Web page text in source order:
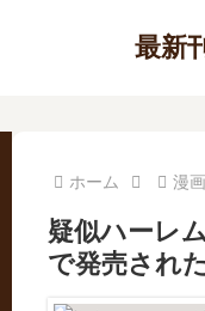
最新
ホーム 漫画
疑似ハーレ
で発売され